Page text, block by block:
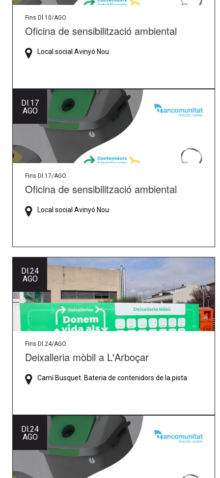
Fins Dl.10/AGO
Oficina de sensibilització ambiental
Local social Avinyó Nou
Dl.17
AGO
Fins Dl.17/AGO
Oficina de sensibilització ambiental
Local social Avinyó Nou
Dl.24
AGO
Fins Dl.24/AGO
Deixalleria mòbil a L'Arboçar
Camí Busquet. Bateria de contenidors de la pista
Dl.24
AGO